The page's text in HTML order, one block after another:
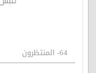
64- المنتظرون